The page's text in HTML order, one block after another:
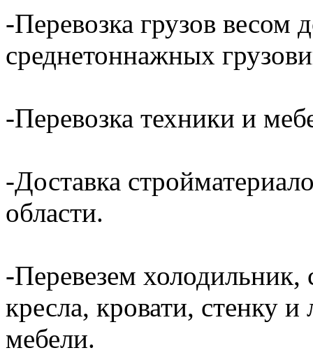
-Перевозка грузов весом
среднетоннажных
-Перевозка техники и
-Доставка
области.
-Перевезем
кресла, кровати, стенку
мебели.